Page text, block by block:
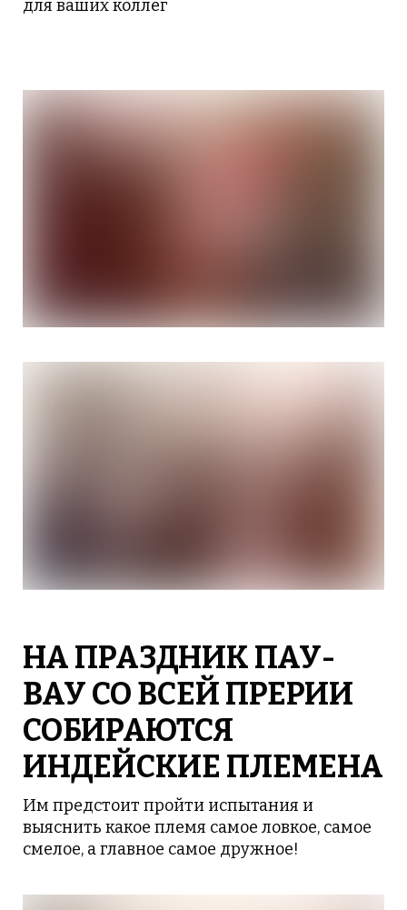
для ваших коллег
НА ПРАЗДНИК ПАУ-
ВАУ СО ВСЕЙ ПРЕРИИ
СОБИРАЮТСЯ
ИНДЕЙСКИЕ ПЛЕМЕНА
Им предстоит пройти испытания и
выяснить какое племя самое ловкое, самое
смелое, а главное самое дружное!